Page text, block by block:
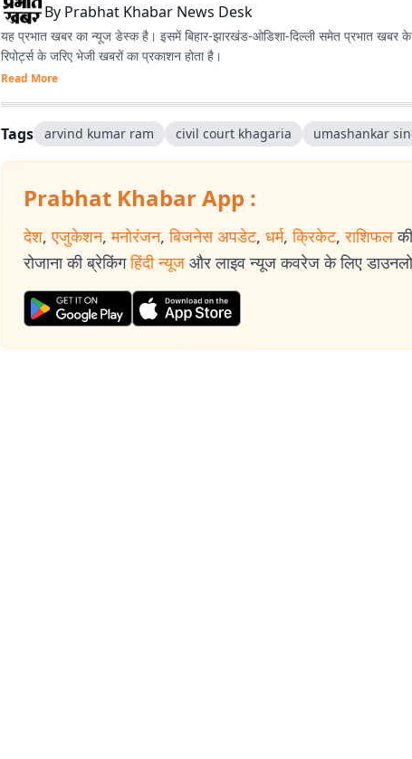
By Prabhat Khabar News Desk
यह प्रभात खबर का न्यूज डेस्क है। इसमें बिहार-झारखंड-ओडिशा-दिल्‍ली समेत प्रभात खबर के
रिपोर्ट्स के जरिए भेजी खबरों का प्रकाशन होता है।
Read More
Tags arvind kumar ram civil court khagaria umashankar
Prabhat Khabar App :
देश, एजुकेशन, मनोरंजन, बिजनेस अपडेट, धर्म, क्रिकेट, राशिफल
रोजाना की ब्रेकिंग हिंदी न्यूज और लाइव न्यूज कवरेज के लिए